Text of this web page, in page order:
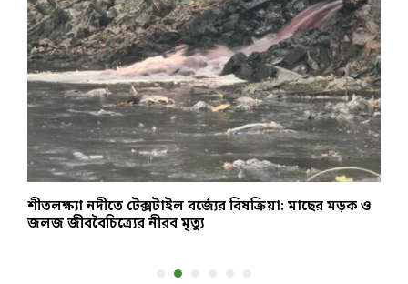
শীতলক্ষ্যা নদীতে টেক্সটাইল বর্জ্যের বিষক্রিয়া: মাছের মড়ক ও
জলজ জীববৈচিত্র্যের নীরব মৃত্যু